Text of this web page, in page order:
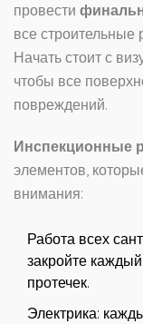
провести
все
Начать стоит с
чтобы все
повреждений.
Инспекционные
элементов,
внимания:
Работа всех
закройте
протечек.
Электрика: